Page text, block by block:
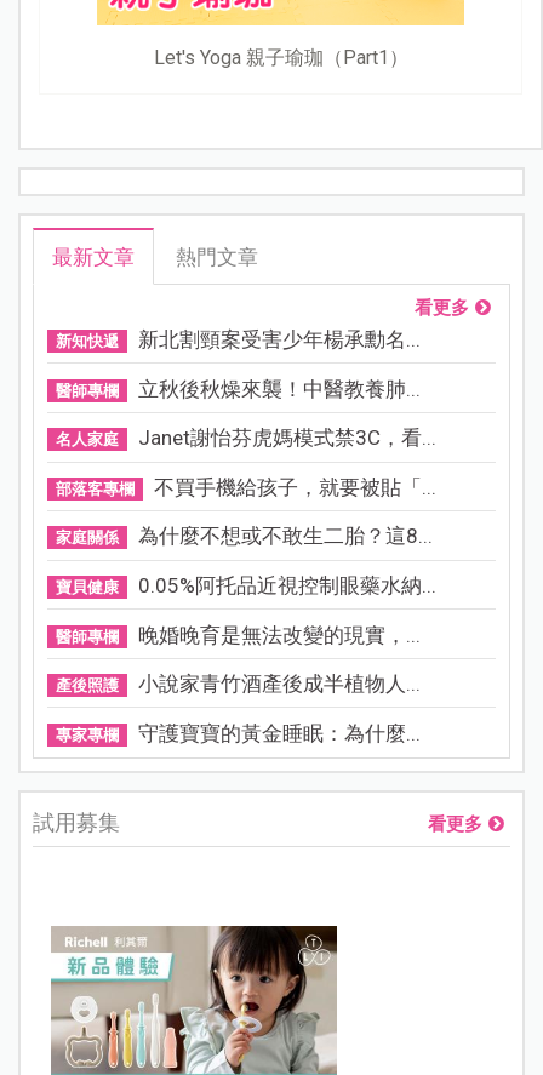
Let's Yoga 親子瑜珈（Part1）
最新文章 熱門文章
看更多
新知快遞 新北割頸案受害少年楊承勳名...
醫師專欄 立秋後秋燥來襲！中醫教養肺...
名人家庭 Janet謝怡芬虎媽模式禁3C，看...
部落客專欄 不買手機給孩子，就要被貼「...
家庭關係 為什麼不想或不敢生二胎？這8...
寶貝健康 0.05%阿托品近視控制眼藥水納...
醫師專欄 晚婚晚育是無法改變的現實，...
產後照護 小說家青竹酒產後成半植物人...
專家專欄 守護寶寶的黃金睡眠：為什麼...
試用募集 看更多